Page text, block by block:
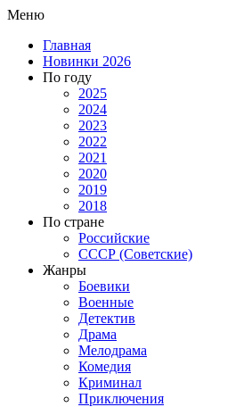
Меню
Главная
Новинки 2026
По году
2025
2024
2023
2022
2021
2020
2019
2018
По стране
Российские
СССР (Советские)
Жанры
Боевики
Военные
Детектив
Драма
Мелодрама
Комедия
Криминал
Приключения